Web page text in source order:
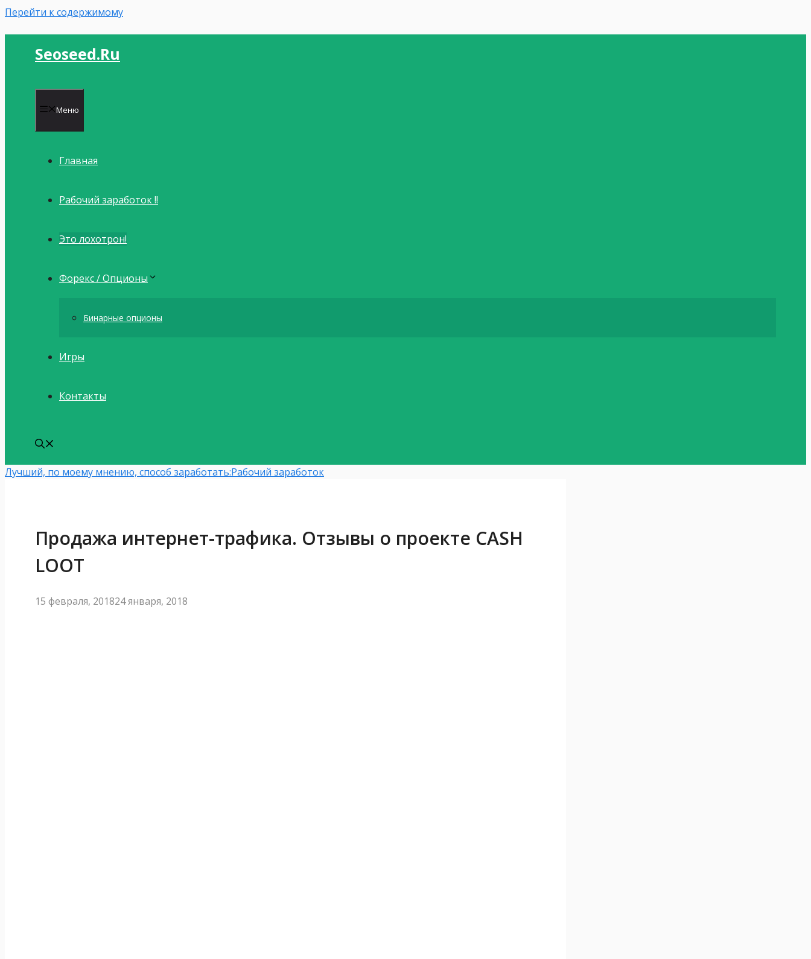
Перейти к содержимому
Seoseed.ru
Меню
Главная
Рабочий заработок !!
Это лохотрон!
Форекс / Опционы
Бинарные опционы
Игры
Контакты
Лучший, по моему мнению, способ заработать:Рабочий заработок
Продажа интернет-трафика. Отзывы о проекте CASH
LOOT
15 февраля, 201824 января, 2018